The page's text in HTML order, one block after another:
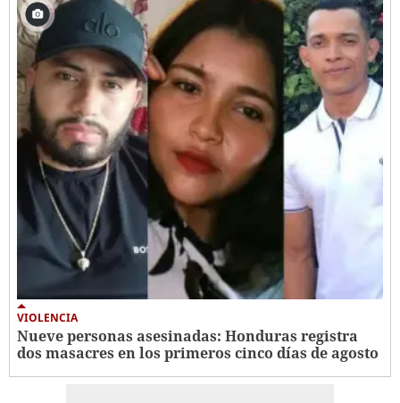
VIOLENCIA
Nueve personas asesinadas: Honduras registra
dos masacres en los primeros cinco días de agosto